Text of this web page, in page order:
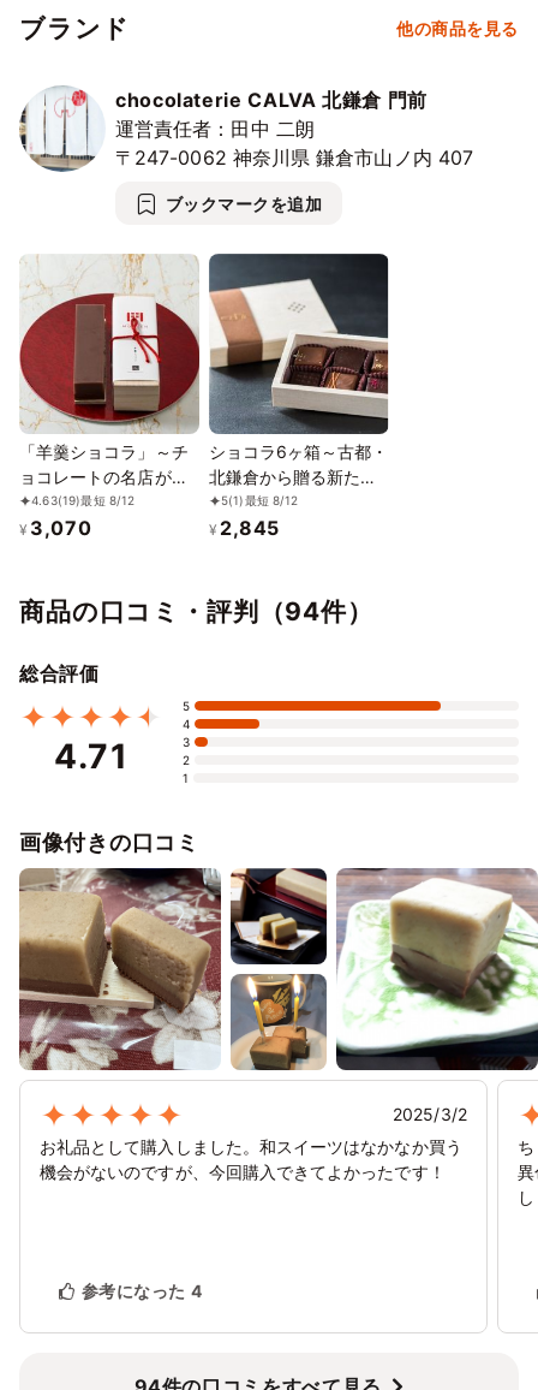
ブランド 他の商品を見る
chocolaterie CALVA 北鎌倉 門前
運営責任者：田中 二朗
〒247-0062 神奈川県 鎌倉市山ノ内 407
ブックマークを追加
「羊羹ショコラ」～チ
ョコレートの名店が手
掛ける和と洋の新食感
～
4.63(19)最短 8/12
¥ 3,070
ショコラ6ヶ箱～古都・
北鎌倉から贈る新たな
チョコレートの世界～
5(1)最短 8/12
¥ 2,845
商品の口コミ・評判（94件）
総合評価
4.71
5
4
3
2
1
画像付きの口コミ
2025/3/2
お礼品として購入しました。和スイーツはなかなか買う
機会がないのですが、今回購入できてよかったです！
参考になった 4
異